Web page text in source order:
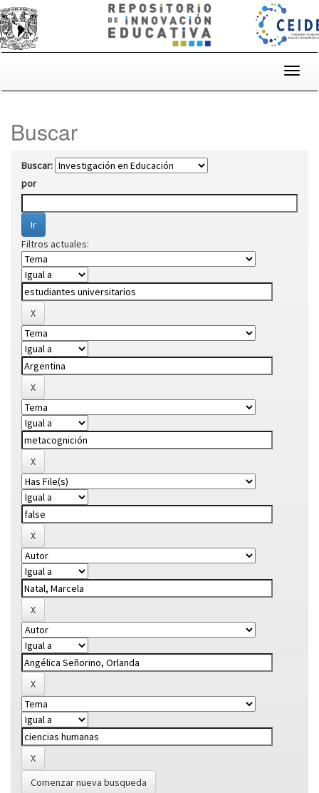
Buscar
Buscar:
por
Filtros actuales:
Comenzar nueva busqueda